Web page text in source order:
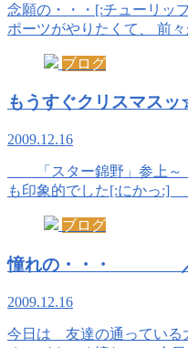
念願の・・・[:チューリッ
ポーツがやりたくて、 前
ブログ
もうすぐクリスマス
2009.12.16
「スター錦野」参上
も印象的でした[:にかっ
ブログ
憧れの・・・ ／
2009.12.16
今日は 友達の通っている